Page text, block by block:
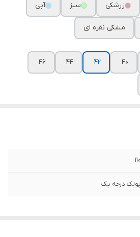
زرشکی سبز آبی
مشکی نقره ای
۴۰ ۴۲ ۴۴ ۴۶
۱۱۰
پولک درجه یک